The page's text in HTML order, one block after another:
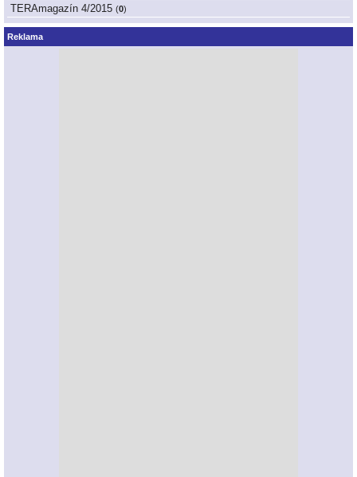
TERAmagazín 4/2015 (0)
Reklama